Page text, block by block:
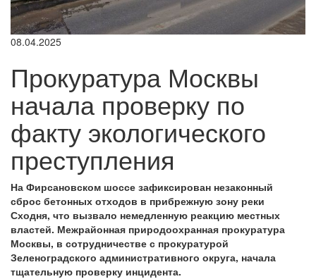
08.04.2025
Прокуратура Москвы
начала проверку по
факту экологического
преступления
На Фирсановском шоссе зафиксирован незаконный
сброс бетонных отходов в прибрежную зону реки
Сходня, что вызвало немедленную реакцию местных
властей. Межрайонная природоохранная прокуратура
Москвы, в сотрудничестве с прокуратурой
Зеленоградского административного округа, начала
тщательную проверку инцидента.